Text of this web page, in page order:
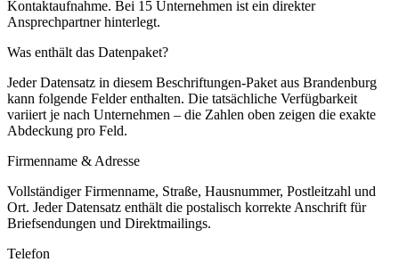
Kontaktaufnahme. Bei 15 Unternehmen ist ein direkter
Ansprechpartner hinterlegt.
Was enthält das Datenpaket?
Jeder Datensatz in diesem Beschriftungen-Paket aus Brandenburg
kann folgende Felder enthalten. Die tatsächliche Verfügbarkeit
variiert je nach Unternehmen – die Zahlen oben zeigen die exakte
Abdeckung pro Feld.
Firmenname & Adresse
Vollständiger Firmenname, Straße, Hausnummer, Postleitzahl und
Ort. Jeder Datensatz enthält die postalisch korrekte Anschrift für
Briefsendungen und Direktmailings.
Telefon